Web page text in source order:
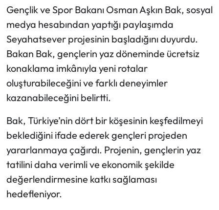
Gençlik ve Spor Bakanı Osman Aşkın Bak, sosyal
medya hesabından yaptığı paylaşımda
Seyahatsever projesinin başladığını duyurdu.
Bakan Bak, gençlerin yaz döneminde ücretsiz
konaklama imkânıyla yeni rotalar
oluşturabileceğini ve farklı deneyimler
kazanabileceğini belirtti.
Bak, Türkiye’nin dört bir köşesinin keşfedilmeyi
beklediğini ifade ederek gençleri projeden
yararlanmaya çağırdı. Projenin, gençlerin yaz
tatilini daha verimli ve ekonomik şekilde
değerlendirmesine katkı sağlaması
hedefleniyor.
Yerel Haberler